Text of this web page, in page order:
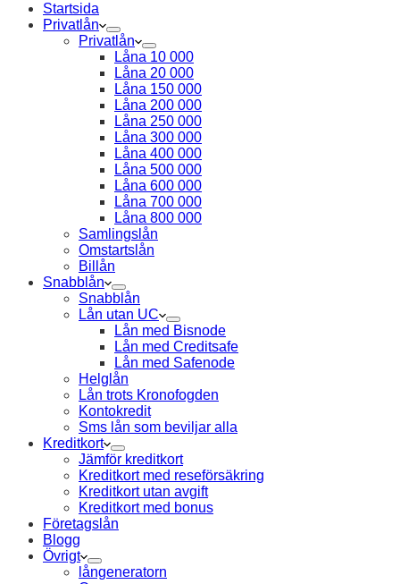
Startsida
Privatlån
Privatlån
Låna 10 000
Låna 20 000
Låna 150 000
Låna 200 000
Låna 250 000
Låna 300 000
Låna 400 000
Låna 500 000
Låna 600 000
Låna 700 000
Låna 800 000
Samlingslån
Omstartslån
Billån
Snabblån
Snabblån
Lån utan UC
Lån med Bisnode
Lån med Creditsafe
Lån med Safenode
Helglån
Lån trots Kronofogden
Kontokredit
Sms lån som beviljar alla
Kreditkort
Jämför kreditkort
Kreditkort med reseförsäkring
Kreditkort utan avgift
Kreditkort med bonus
Företagslån
Blogg
Övrigt
långeneratorn